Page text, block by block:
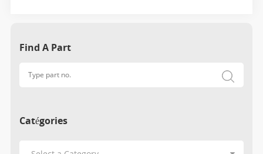
Find A Part
Catégories